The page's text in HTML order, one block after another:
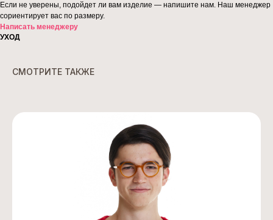
Если не уверены, подойдет ли вам изделие — напишите нам. Наш менеджер
сориентирует вас по размеру.
Написать менеджеру
УХОД
СМОТРИТЕ ТАКЖЕ